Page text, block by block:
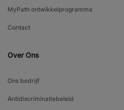
MyPath ontwikkelprogramma
Contact
Over Ons
Ons bedrijf
Antidiscriminatiebeleid